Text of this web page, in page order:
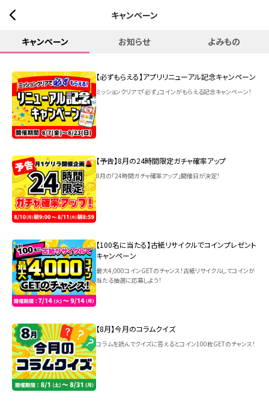
キャンペーン
キャンペーン お知らせ よみもの
【必ずもらえる】アプリリニューアル記念キャンペーン
ミッションクリアで「必ず」コインがもらえる記念キャンペーン！
【予告】8月の24時間限定ガチャ確率アップ
8月の「24時間ガチャ確率アップ」開催日が決定！
【100名に当たる】古紙リサイクルでコインプレゼント
キャンペーン
最大4,000コインGETのチャンス！古紙リサイクルしてコインが
当たる抽選に応募しよう！
【8月】今月のコラムクイズ
コラムを読んでクイズに答えるとコイン100枚GETのチャンス！